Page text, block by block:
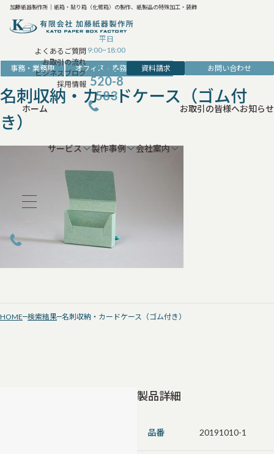
加藤紙器製作所｜紙箱・貼り箱（化粧箱）の製作、紙製品の特殊加工・装飾
よくあるご質問
お取引の流れ
ビジネスブログ
採用情報
平日
9:00~18:00
042-
520-8
583
資料請求 お問い合わせ
ホーム
サービス 製作事例 会社案内
お取引の皆様へお知らせ
事務・業務用 オフィス・事務・収納用品
名刺収納・カードケース（ゴム付
き）
HOME 検索結果 名刺収納・カードケース（ゴム付き）
製品詳細
品番 20191010-1